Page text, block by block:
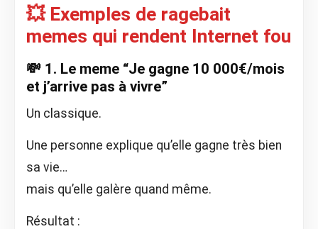
💥 Exemples de ragebait
memes qui rendent Internet fou
💸 1. Le meme “Je gagne 10 000€/mois
et j’arrive pas à vivre”
Un classique.
Une personne explique qu’elle gagne très bien
sa vie…
mais qu’elle galère quand même.
Résultat :